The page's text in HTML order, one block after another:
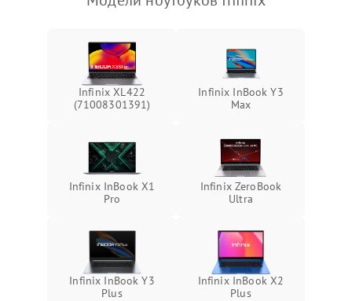
оперативной памяти:
вылеты приложений,
синие экраны
Подробнее →
Проблемы Wi‑Fi или
Infinix XL422
(71008301391)
Infinix InBook Y3
Max
Infinix InBook X1
Pro
Infinix ZeroBook
Ultra
Infinix InBook Y3
Plus
Infinix InBook X2
Plus